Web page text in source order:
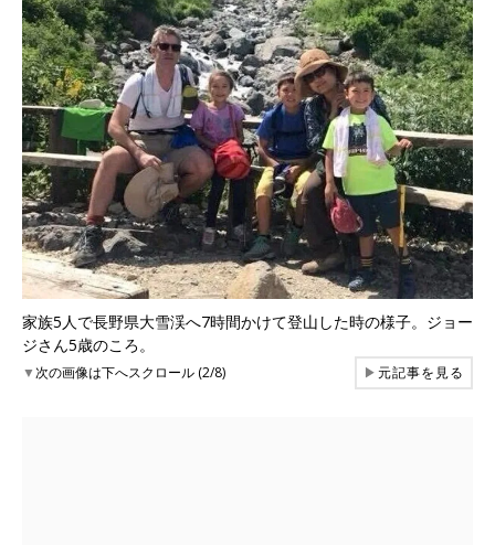
家族5人で長野県大雪渓へ7時間かけて登山した時の様子。ジョー
ジさん5歳のころ。
▼次の画像は下へスクロール (2/8) ▶元記事を見る